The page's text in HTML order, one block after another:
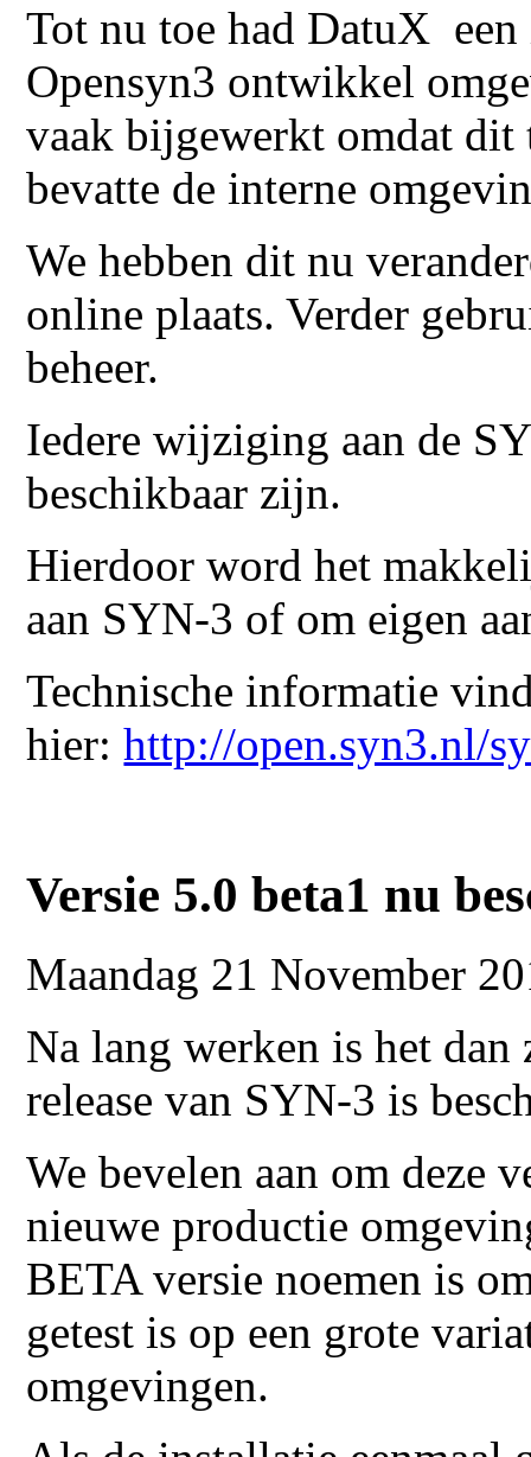
Tot nu toe had DatuX
Opensyn3 ontwikkel
vaak bijgewerkt omdat
bevatte de interne
We hebben dit nu
online plaats. Verder
beheer.
Iedere wijziging aan de
beschikbaar zijn.
Hierdoor word het
aan SYN-3 of om eigen
Technische informatie
hier:http://open.syn3.nl/
Versie 5.0 beta1 nu
Maandag 21 November
Na lang werken is het
release van SYN-3 is
We bevelen aan om deze
nieuwe productie
BETA versie noemen is
getest is op een grote
omgevingen.